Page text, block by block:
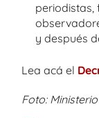
periodistas,
y después
Lea acá el
Foto: